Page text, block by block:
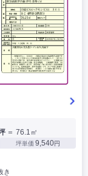
＝ 76.1㎡
坪単価 9,540円
き